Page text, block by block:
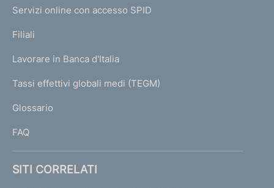
e
a
g
N
K
T
I
I
Servizi online con accesso SPID
Filiali
Lavorare in Banca d'Italia
Tassi effettivi globali medi (TEGM)
Glossario
FAQ
SITI CORRELATI